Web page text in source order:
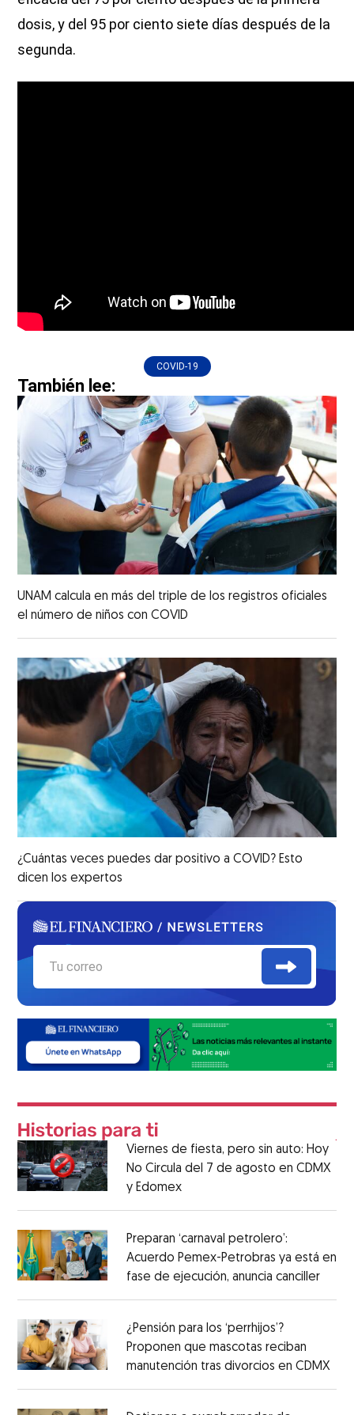
dosis, y del 95 por ciento siete días después de la
segunda.
COVID-19
También lee:
UNAM calcula en más del triple de los registros oficiales
el número de niños con COVID
¿Cuántas veces puedes dar positivo a COVID? Esto
dicen los expertos
Viernes de fiesta, pero sin auto: Hoy
No Circula del 7 de agosto en CDMX
y Edomex
Preparan ‘carnaval petrolero’:
Acuerdo Pemex-Petrobras ya está en
fase de ejecución, anuncia canciller
¿Pensión para los ‘perrhijos’?
Proponen que mascotas reciban
manutención tras divorcios en CDMX